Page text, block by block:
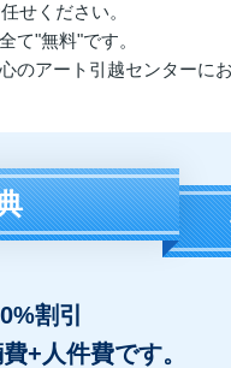
せください。
て"無料"です。
のアート引越センターに
割引
+人件費です。